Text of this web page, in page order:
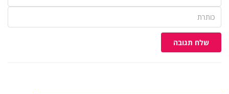
שלח תגובה